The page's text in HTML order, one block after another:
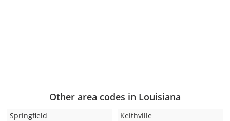
Other area codes in Louisiana
Springfield
Keithville